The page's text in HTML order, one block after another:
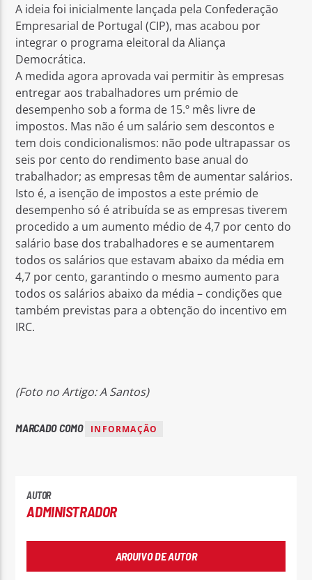
A ideia foi inicialmente lançada pela Confederação
Empresarial de Portugal (CIP), mas acabou por
integrar o programa eleitoral da Aliança
Democrática.
A medida agora aprovada vai permitir às empresas
entregar aos trabalhadores um prémio de
desempenho sob a forma de 15.º mês livre de
impostos. Mas não é um salário sem descontos e
tem dois condicionalismos: não pode ultrapassar os
seis por cento do rendimento base anual do
trabalhador; as empresas têm de aumentar salários.
Isto é, a isenção de impostos a este prémio de
desempenho só é atribuída se as empresas tiverem
procedido a um aumento médio de 4,7 por cento do
salário base dos trabalhadores e se aumentarem
todos os salários que estavam abaixo da média em
4,7 por cento, garantindo o mesmo aumento para
todos os salários abaixo da média – condições que
também previstas para a obtenção do incentivo em
IRC.
(Foto no Artigo: A Santos)
MARCADO COMO INFORMAÇÃO
AUTOR
ADMINISTRADOR
ARQUIVO DE AUTOR